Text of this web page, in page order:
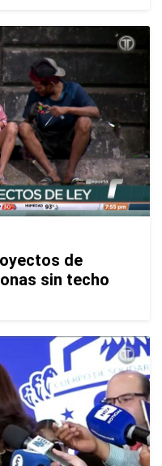
de
sin techo